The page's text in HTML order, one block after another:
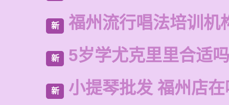
新 福州流行唱法培训机
新 5岁学尤克里里合适吗
新 小提琴批发 福州店